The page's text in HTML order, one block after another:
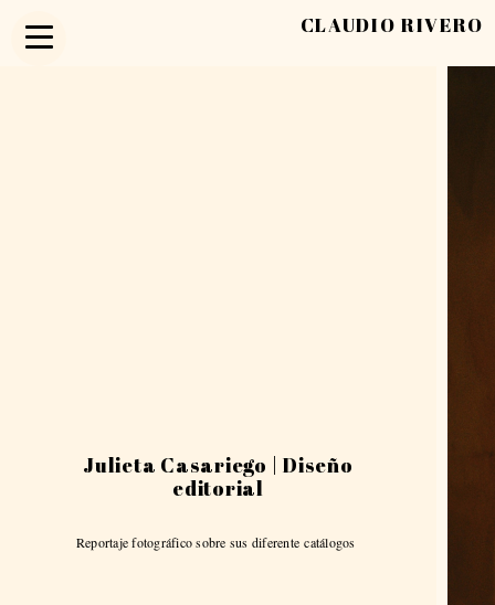
CLAUDIO RIVERO
Julieta Casariego | Diseño
editorial
Reportaje fotográfico sobre sus diferente catálogos